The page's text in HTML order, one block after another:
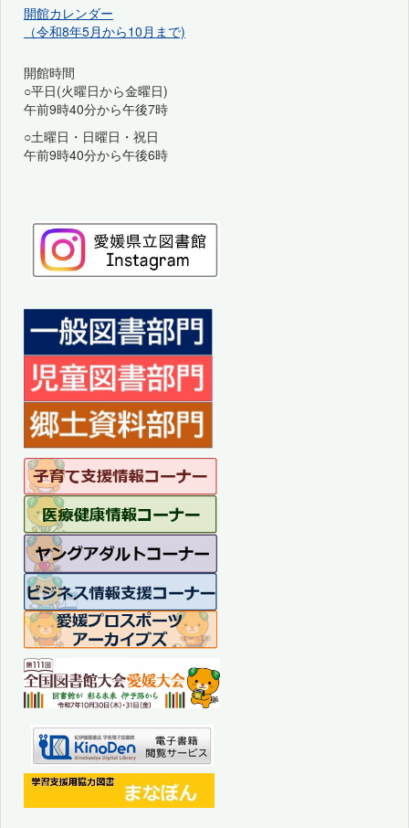
開館カレンダー
（令和8年5月から10月まで)
開館時間
○平日(火曜日から金曜日)
午前9時40分から午後7時
○土曜日・日曜日・祝日
午前9時40分から午後6時